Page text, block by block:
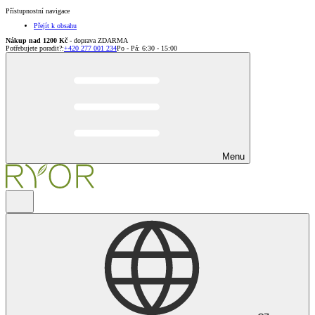
Přístupnostní navigace
Přejít k obsahu
Nákup nad 1200 Kč - doprava ZDARMA
Potřebujete poradit?:+420 277 001 234Po - Pá: 6:30 - 15:00
Menu